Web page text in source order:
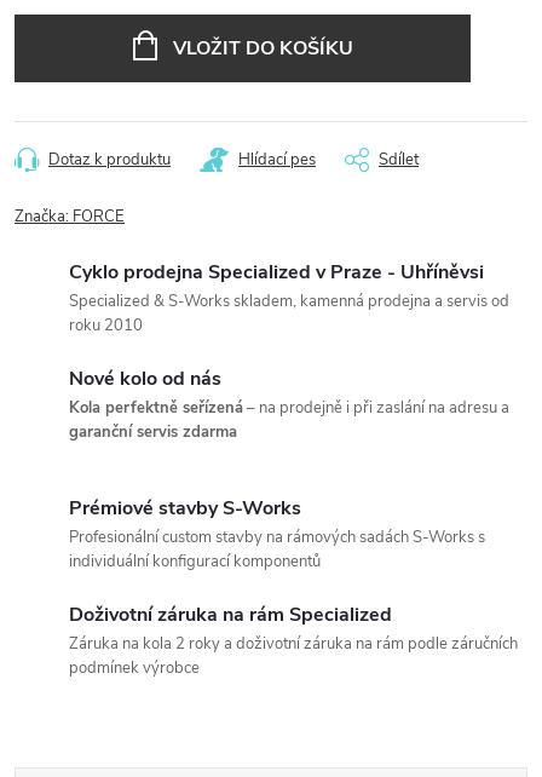
VLOŽIT DO KOŠÍKU
Dotaz k produktu Hlídací pes Sdílet
Značka: FORCE
Cyklo prodejna Specialized v Praze - Uhříněvsi
Specialized & S-Works skladem, kamenná prodejna a servis od
roku 2010
Nové kolo od nás
Kola perfektně seřízená– na prodejně i při zaslání na adresu a
garanční servis zdarma
Prémiové stavby S-Works
Profesionální custom stavby na rámových sadách S-Works s
individuální konfigurací komponentů
Doživotní záruka na rám Specialized
Záruka na kola 2 roky a doživotní záruka na rám podle záručních
podmínek výrobce